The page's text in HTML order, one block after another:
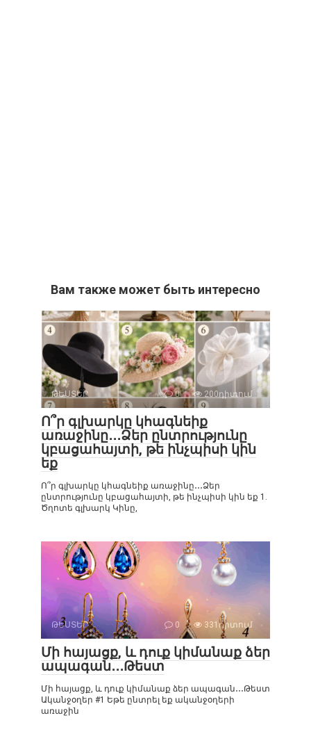
Вам также может быть интересно
ԹԵՍՏԵՐ 0 200դիտում
Ո՞ր գլխարկը կհագնեիք
առաջինը․․․Ձեր ընտրությունը
կբացահայտի, թե ինչպիսի կին
եք
Ո՞ր գլխարկը կհագնեիք առաջինը․․․Ձեր
ընտրությունը կբացահայտի, թե ինչպիսի կին եք 1.
Ծղոտե գլխարկ Կինը,
ԹԵՍՏԵՐ 0 331դիտում
Մի հայացք, և դուք կիմանաք ձեր
ապագան․․․Թեստ
Մի հայացք, և դուք կիմանաք ձեր ապագան․․․Թեստ
Ականջօղեր #1 Եթե ընտրել եք ականջօղերի
առաջին